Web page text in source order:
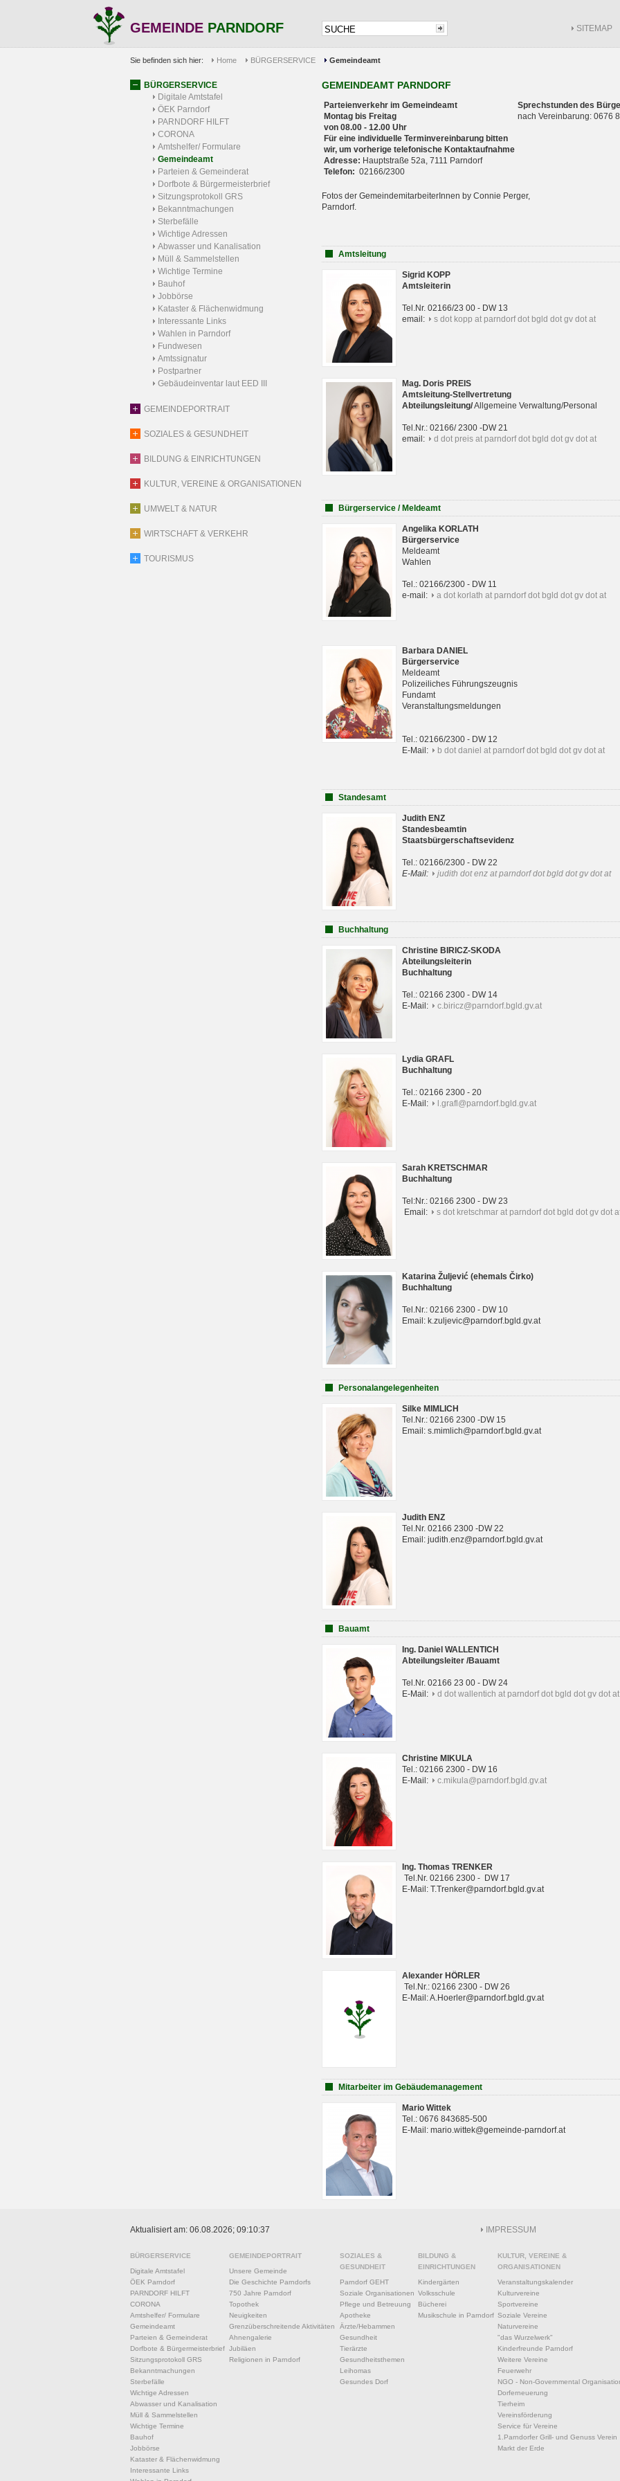
GEMEINDE PARNDORF SITEMAP
Sie befinden sich hier: Home BÜRGERSERVICE Gemeindeamt
BÜRGERSERVICE
Digitale Amtstafel
ÖEK Parndorf
PARNDORF HILFT
CORONA
Amtshelfer/ Formulare
Gemeindeamt
Parteien & Gemeinderat
Dorfbote & Bürgermeisterbrief
Sitzungsprotokoll GRS
Bekanntmachungen
Sterbefälle
Wichtige Adressen
Abwasser und Kanalisation
Müll & Sammelstellen
Wichtige Termine
Bauhof
Jobbörse
Kataster & Flächenwidmung
Interessante Links
Wahlen in Parndorf
Fundwesen
Amtssignatur
Postpartner
Gebäudeinventar laut EED III
GEMEINDEPORTRAIT
SOZIALES & GESUNDHEIT
BILDUNG & EINRICHTUNGEN
KULTUR, VEREINE & ORGANISATIONEN
UMWELT & NATUR
WIRTSCHAFT & VERKEHR
TOURISMUS
GEMEINDEAMT PARNDORF
Parteienverkehr im Gemeindeamt
Montag bis Freitag
von 08.00 - 12.00 Uhr
Für eine individuelle Terminvereinbarung bitten
wir, um vorherige telefonische Kontaktaufnahme
Adresse: Hauptstraße 52a, 7111 Parndorf
Telefon: 02166/2300
Sprechstunden des
nach Vereinbarung: 0676
Fotos der GemeindemitarbeiterInnen by Connie Perger,
Parndorf.
Amtsleitung
Sigrid KOPP
Amtsleiterin
Tel.Nr. 02166/23 00 - DW 13
email:
s dot kopp at parndorf dot bgld dot gv dot at
Mag. Doris PREIS
Amtsleitung-Stellvertretung
Abteilungsleitung/Allgemeine Verwaltung/Personal
Tel.Nr.: 02166/ 2300 -DW 21
email:
d dot preis at parndorf dot bgld dot gv dot at
Bürgerservice / Meldeamt
Angelika KORLATH
Bürgerservice
Meldeamt
Wahlen
Tel.: 02166/2300 - DW 11
e-mail:
a dot korlath at parndorf dot bgld dot gv dot at
Barbara DANIEL
Bürgerservice
Meldeamt
Polizeiliches Führungszeugnis
Fundamt
Veranstaltungsmeldungen
Tel.: 02166/2300 - DW 12
E-Mail:
b dot daniel at parndorf dot bgld dot gv dot at
Standesamt
Judith ENZ
Standesbeamtin
Staatsbürgerschaftsevidenz
Tel.: 02166/2300 - DW 22
E-Mail:
judith dot enz at parndorf dot bgld dot gv dot at
Buchhaltung
Christine BIRICZ-SKODA
Abteilungsleiterin
Buchhaltung
Tel.: 02166 2300 - DW 14
E-Mail:
c.biricz@parndorf.bgld.gv.at
Lydia GRAFL
Buchhaltung
Tel.: 02166 2300 - 20
E-Mail:
l.grafl@parndorf.bgld.gv.at
Sarah KRETSCHMAR
Buchhaltung
Tel:Nr.: 02166 2300 - DW 23
Email:
s dot kretschmar at parndorf dot bgld dot gv dot
Katarina Žuljević (ehemals Čirko)
Buchhaltung
Tel.Nr.: 02166 2300 - DW 10
Email: k.zuljevic@parndorf.bgld.gv.at
Personalangelegenheiten
Silke MIMLICH
Tel.Nr.: 02166 2300 -DW 15
Email: s.mimlich@parndorf.bgld.gv.at
Judith ENZ
Tel.Nr. 02166 2300 -DW 22
Email: judith.enz@parndorf.bgld.gv.at
Bauamt
Ing. Daniel WALLENTICH
Abteilungsleiter /Bauamt
Tel.Nr. 02166 23 00 - DW 24
E-Mail:
d dot wallentich at parndorf dot bgld dot gv dot at
Christine MIKULA
Tel.: 02166 2300 - DW 16
E-Mail:
c.mikula@parndorf.bgld.gv.at
Ing. Thomas TRENKER
Tel.Nr. 02166 2300 - DW 17
E-Mail: T.Trenker@parndorf.bgld.gv.at
Alexander HÖRLER
Tel.Nr.: 02166 2300 - DW 26
E-Mail: A.Hoerler@parndorf.bgld.gv.at
Mitarbeiter im Gebäudemanagement
Mario Wittek
Tel.: 0676 843685-500
E-Mail: mario.wittek@gemeinde-parndorf.at
Aktualisiert am: 06.08.2026; 09:10:37 IMPRESSUM
BÜRGERSERVICE
Digitale Amtstafel
ÖEK Parndorf
PARNDORF HILFT
CORONA
Amtshelfer/ Formulare
Gemeindeamt
Parteien & Gemeinderat
Dorfbote & Bürgermeisterbrief
Sitzungsprotokoll GRS
Bekanntmachungen
Sterbefälle
Wichtige Adressen
Abwasser und Kanalisation
Müll & Sammelstellen
Wichtige Termine
Bauhof
Jobbörse
Kataster & Flächenwidmung
Interessante Links
GEMEINDEPORTRAIT
Unsere Gemeinde
Die Geschichte Parndorfs
750 Jahre Parndorf
Topothek
Neuigkeiten
Grenzüberschreitende Aktivitäten
Ahnengalerie
Jubiläen
Religionen in Parndorf
SOZIALES &
GESUNDHEIT
Parndorf GEHT
Soziale Organisationen
Pflege und Betreuung
Apotheke
Ärzte/Hebammen
Gesundheit
Tierärzte
Gesundheitsthemen
Leihomas
Gesundes Dorf
BILDUNG &
EINRICHTUNGEN
Kindergärten
Volksschule
Bücherei
Musikschule in Parndorf
KULTUR, VEREINE &
ORGANISATIONEN
Veranstaltungskalender
Kulturvereine
Sportvereine
Soziale Vereine
Naturvereine
"das Wurzelwerk"
Kinderfreunde Parndorf
Weitere Vereine
Feuerwehr
NGO - Non-Governmental
Dorferneuerung
Tierheim
Vereinsförderung
Service für Vereine
1.Parndorfer Grill- und Genuss Verein
Markt der Erde